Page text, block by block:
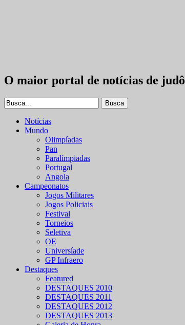
O maior portal de notícias de judô
Notícias
Mundo
Olimpíadas
Pan
Paralímpiadas
Portugal
Angola
Campeonatos
Jogos Militares
Jogos Policiais
Festival
Torneios
Seletiva
OE
Universíade
GP Infraero
Destaques
Featured
DESTAQUES 2010
DESTAQUES 2011
DESTAQUES 2012
DESTAQUES 2013